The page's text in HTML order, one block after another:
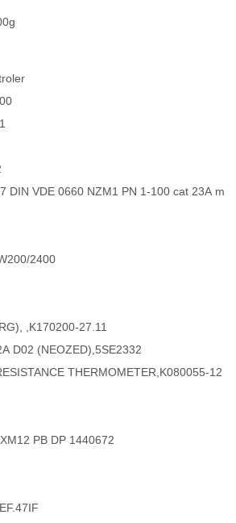
DIN VDE 0660 NZM1 PN 1-100 cat 23A m
2400
,K170200-27.11
D02 (NEOZED),5SE2332
THERMOMETER,K080055-12
PB DP 1440672